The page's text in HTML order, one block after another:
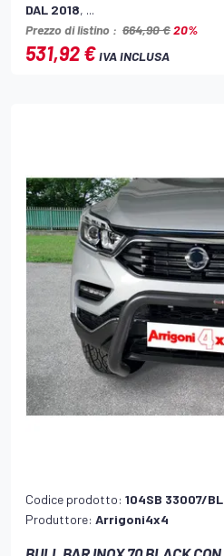
DAL 2018, ...
Prezzo di listino : 664,90 €20%
531,92 €IVA INCLUSA
Codice prodotto: 104SB 33007/BL
Produttore: Arrigoni4x4